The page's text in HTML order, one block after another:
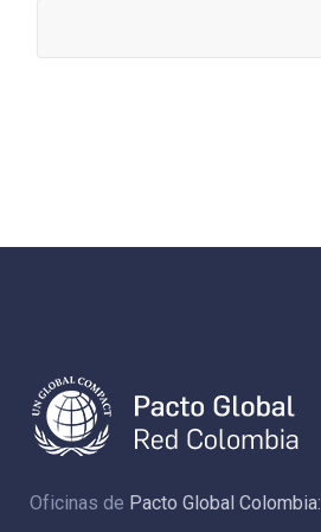
Oficinas de Pacto Global Colombia: